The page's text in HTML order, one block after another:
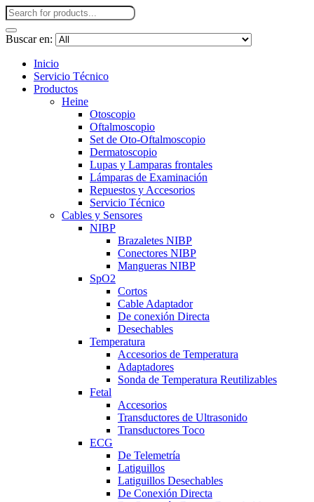
Buscar en:
Inicio
Servicio Técnico
Productos
Heine
Otoscopio
Oftalmoscopio
Set de Oto-Oftalmoscopio
Dermatoscopio
Lupas y Lamparas frontales
Lámparas de Examinación
Repuestos y Accesorios
Servicio Técnico
Cables y Sensores
NIBP
Brazaletes NIBP
Conectores NIBP
Mangueras NIBP
SpO2
Cortos
Cable Adaptador
De conexión Directa
Desechables
Temperatura
Accesorios de Temperatura
Adaptadores
Sonda de Temperatura Reutilizables
Fetal
Accesorios
Transductores de Ultrasonido
Transductores Toco
ECG
De Telemetría
Latiguillos
Latiguillos Desechables
De Conexión Directa